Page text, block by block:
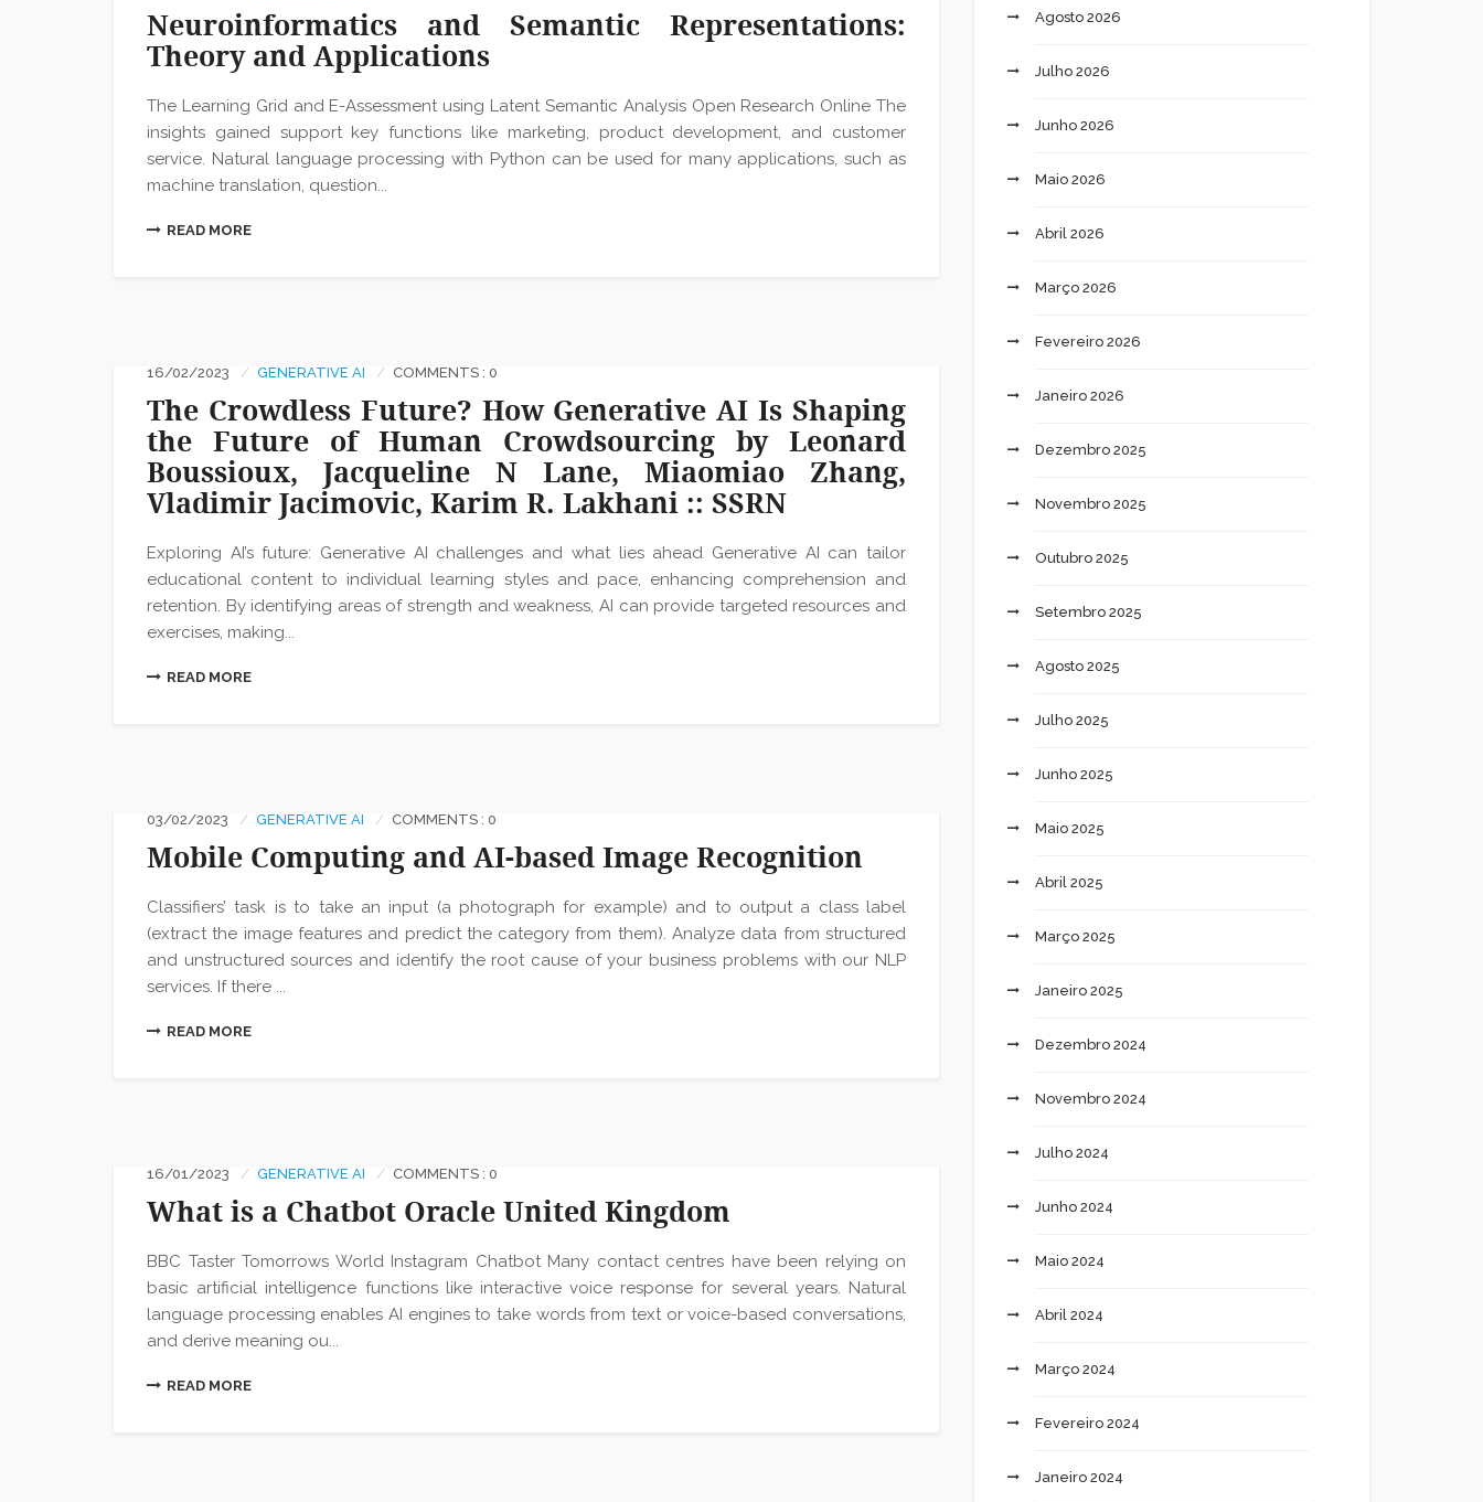
Neuroinformatics and Semantic Representations:
Theory and Applications
The Learning Grid and E-Assessment using Latent Semantic Analysis Open Research Online The
insights gained support key functions like marketing, product development, and customer
service. Natural language processing with Python can be used for many applications, such as
machine translation, question...
READ MORE
16/02/2023 GENERATIVE AI COMMENTS : 0
The Crowdless Future? How Generative AI Is Shaping
the Future of Human Crowdsourcing by Leonard
Boussioux, Jacqueline N Lane, Miaomiao Zhang,
Vladimir Jacimovic, Karim R. Lakhani :: SSRN
Exploring AI’s future: Generative AI challenges and what lies ahead Generative AI can tailor
educational content to individual learning styles and pace, enhancing comprehension and
retention. By identifying areas of strength and weakness, AI can provide targeted resources and
exercises, making...
READ MORE
03/02/2023 GENERATIVE AI COMMENTS : 0
Mobile Computing and AI-based Image Recognition
Classifiers’ task is to take an input (a photograph for example) and to output a class label
(extract the image features and predict the category from them). Analyze data from structured
and unstructured sources and identify the root cause of your business problems with our NLP
services. If there ...
READ MORE
16/01/2023 GENERATIVE AI COMMENTS : 0
What is a Chatbot Oracle United Kingdom
BBC Taster Tomorrows World Instagram Chatbot Many contact centres have been relying on
basic artificial intelligence functions like interactive voice response for several years. Natural
language processing enables AI engines to take words from text or voice-based conversations,
and derive meaning ou...
READ MORE
Agosto 2026
Julho 2026
Junho 2026
Maio 2026
Abril 2026
Março 2026
Fevereiro 2026
Janeiro 2026
Dezembro 2025
Novembro 2025
Outubro 2025
Setembro 2025
Agosto 2025
Julho 2025
Junho 2025
Maio 2025
Abril 2025
Março 2025
Janeiro 2025
Dezembro 2024
Novembro 2024
Julho 2024
Junho 2024
Maio 2024
Abril 2024
Março 2024
Fevereiro 2024
Janeiro 2024